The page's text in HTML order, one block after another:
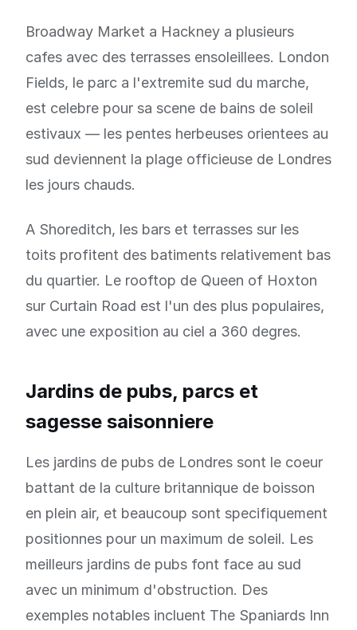
Broadway Market a Hackney a plusieurs
cafes avec des terrasses ensoleillees. London
Fields, le parc a l'extremite sud du marche,
est celebre pour sa scene de bains de soleil
estivaux — les pentes herbeuses orientees au
sud deviennent la plage officieuse de Londres
les jours chauds.
A Shoreditch, les bars et terrasses sur les
toits profitent des batiments relativement bas
du quartier. Le rooftop de Queen of Hoxton
sur Curtain Road est l'un des plus populaires,
avec une exposition au ciel a 360 degres.
Jardins de pubs, parcs et
sagesse saisonniere
Les jardins de pubs de Londres sont le coeur
battant de la culture britannique de boisson
en plein air, et beaucoup sont specifiquement
positionnes pour un maximum de soleil. Les
meilleurs jardins de pubs font face au sud
avec un minimum d'obstruction. Des
exemples notables incluent The Spaniards Inn